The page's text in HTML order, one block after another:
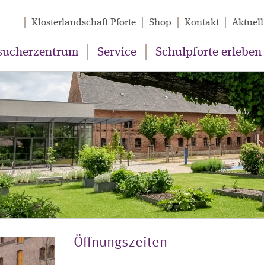
Service Schulpforte erleben
Klosterlandschaft Pforte Shop Kontakt Aktuell
Öffnungszeiten